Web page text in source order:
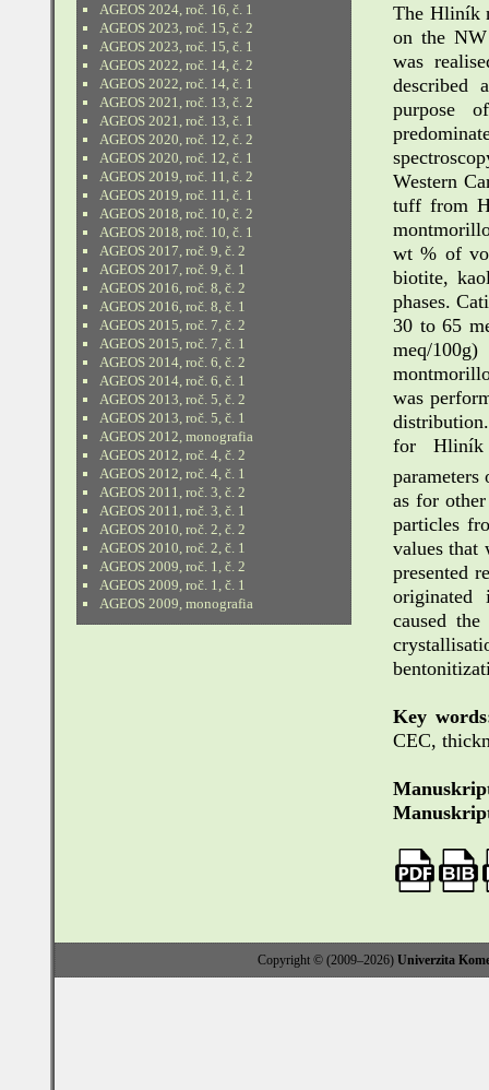
The Hliník
on the
was
described
purpose
Western
tuff from
wt % of
biotite,
phases.
30 to 65
meq/
was
for Hliník
as for
particles
values that
presented
originated
caused
Key
CEC,
AGEOS 2024, roč. 16, č. 1
AGEOS 2023, roč. 15, č. 2
AGEOS 2023, roč. 15, č. 1
AGEOS 2022, roč. 14, č. 2
AGEOS 2022, roč. 14, č. 1
AGEOS 2021, roč. 13, č. 2
AGEOS 2021, roč. 13, č. 1
AGEOS 2020, roč. 12, č. 2
AGEOS 2020, roč. 12, č. 1
AGEOS 2019, roč. 11, č. 2
AGEOS 2019, roč. 11, č. 1
AGEOS 2018, roč. 10, č. 2
AGEOS 2018, roč. 10, č. 1
AGEOS 2017, roč. 9, č. 2
AGEOS 2017, roč. 9, č. 1
AGEOS 2016, roč. 8, č. 2
AGEOS 2016, roč. 8, č. 1
AGEOS 2015, roč. 7, č. 2
AGEOS 2015, roč. 7, č. 1
AGEOS 2014, roč. 6, č. 2
AGEOS 2014, roč. 6, č. 1
AGEOS 2013, roč. 5, č. 2
AGEOS 2013, roč. 5, č. 1
AGEOS 2012, monografia
AGEOS 2012, roč. 4, č. 2
AGEOS 2012, roč. 4, č. 1
AGEOS 2011, roč. 3, č. 2
AGEOS 2011, roč. 3, č. 1
AGEOS 2010, roč. 2, č. 2
AGEOS 2010, roč. 2, č. 1
AGEOS 2009, roč. 1, č. 2
AGEOS 2009, roč. 1, č. 1
AGEOS 2009, monografia
Copyright © (2009–2026) Univerzita